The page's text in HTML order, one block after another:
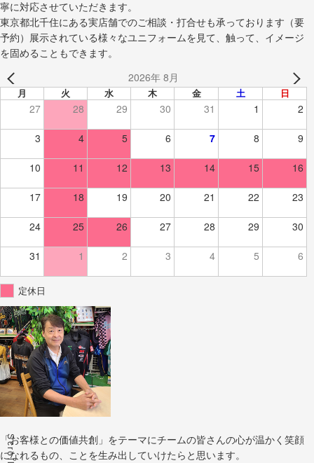
Scroll
寧に対応させていただきます。
東京都北千住にある実店舗でのご相談・打合せも承っております（要
予約）展示されている様々なユニフォームを見て、触って、イメージ
を固めることもできます。
2026年 8月
月 火 水 木 金 土 日
27 28 29 30 31 1 2
3 4 5 6 7 8 9
10 11 12 13 14 15 16
17 18 19 20 21 22 23
24 25 26 27 28 29 30
31 1 2 3 4 5 6
定休日
「お客様との価値共創」をテーマにチームの皆さんの心が温かく笑顔
になれるもの、ことを生み出していけたらと思います。